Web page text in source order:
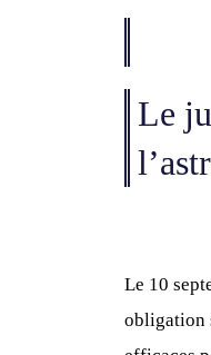
Le
Le 10
obligation